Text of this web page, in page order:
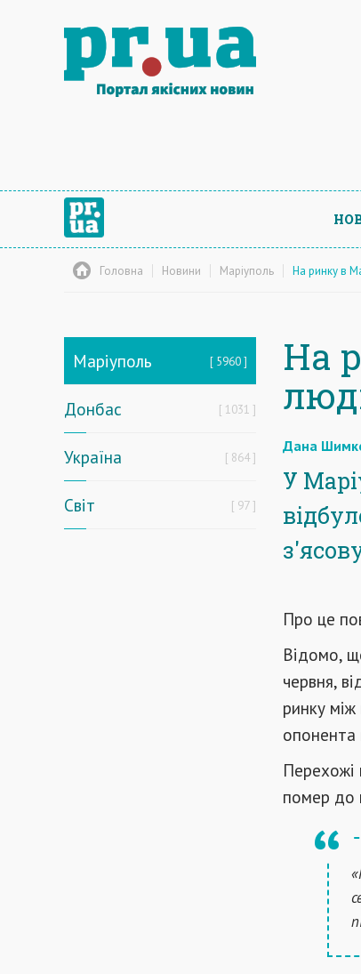
Головна Новини Маріуполь На ринку в
Маріуполь 5960
Донбас 1031
Україна 864
Світ 97
На
Дана
У
Про це
Відомо,
червня,
ринку
опонента
Перехожі
помер до